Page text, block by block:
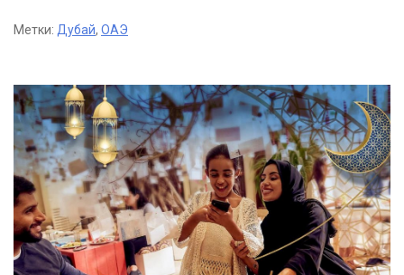
Метки: Дубай, ОАЭ